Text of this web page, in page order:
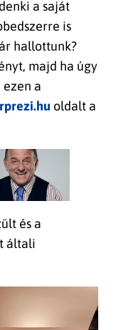
a saját
is
hallottunk?
majd ha úgy
ezen a
oldalt a
és a
általi